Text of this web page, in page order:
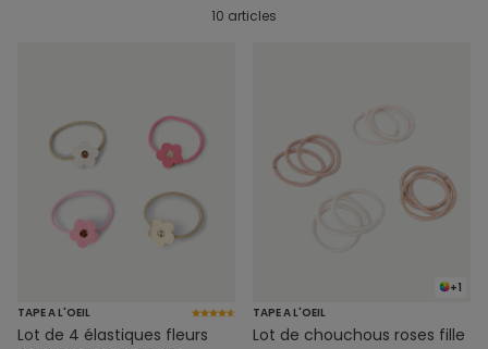
10 articles
TAPE A L'OEIL
Lot de 4 élastiques fleurs
+1
TAPE A L'OEIL
Lot de chouchous roses fille